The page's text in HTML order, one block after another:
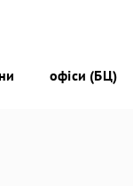
офіси (БЦ)